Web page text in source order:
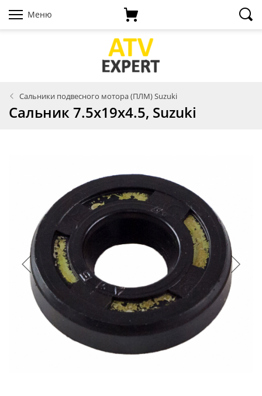
Меню
Сальники подвесного мотора (ПЛМ) Suzuki
Сальник 7.5х19х4.5, Suzuki